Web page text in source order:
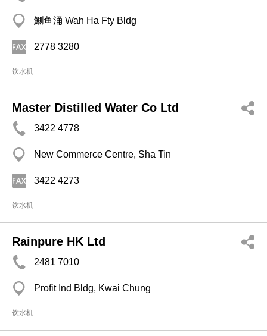
鰂鱼涌 Wah Ha Fty Bldg
2778 3280
饮水机
Master Distilled Water Co Ltd
3422 4778
New Commerce Centre, Sha Tin
3422 4273
饮水机
Rainpure HK Ltd
2481 7010
Profit Ind Bldg, Kwai Chung
饮水机